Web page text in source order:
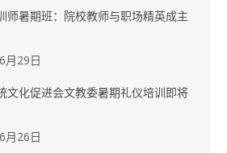
师暑期班：院校教师与职场精英成主
月29日
文化促进会文教委暑期礼仪培训即将
月26日